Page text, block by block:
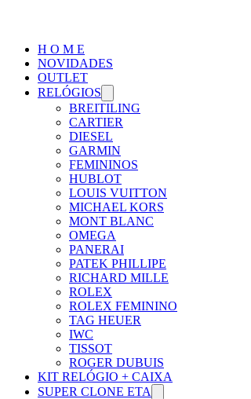
H O M E
NOVIDADES
OUTLET
RELÓGIOS
BREITILING
CARTIER
DIESEL
GARMIN
FEMININOS
HUBLOT
LOUIS VUITTON
MICHAEL KORS
MONT BLANC
OMEGA
PANERAI
PATEK PHILLIPE
RICHARD MILLE
ROLEX
ROLEX FEMININO
TAG HEUER
IWC
TISSOT
ROGER DUBUIS
KIT RELÓGIO + CAIXA
SUPER CLONE ETA